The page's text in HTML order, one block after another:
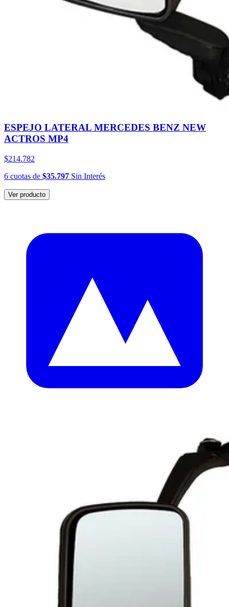
ESPEJO LATERAL MERCEDES BENZ NEW
ACTROS MP4
$214.782
6 cuotas de $35.797 Sin Interés
Ver producto